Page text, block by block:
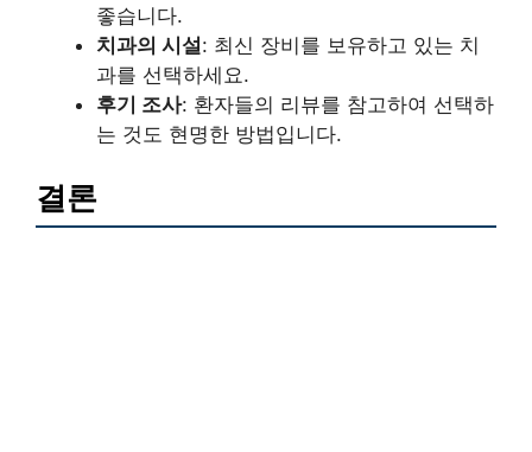
좋습니다.
치과의 시설: 최신 장비를 보유하고 있는 치
과를 선택하세요.
후기 조사: 환자들의 리뷰를 참고하여 선택하
는 것도 현명한 방법입니다.
결론